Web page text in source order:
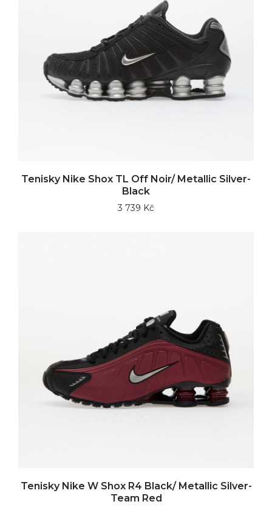
Tenisky Nike Shox TL Off Noir/ Metallic Silver-
Black
3 739 Kč
Tenisky Nike W Shox R4 Black/ Metallic Silver-
Team Red